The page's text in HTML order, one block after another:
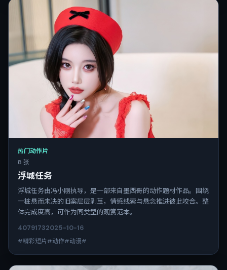
热门动作片
8 张
浮城任务
浮城任务由冯小刚执导，是一部来自墨西哥的动作题材作品。围绕
一桩悬而未决的旧案层层剥茧，情感线索与悬念推进彼此咬合。整
体完成度高，可作为同类型的观赏范本。
40791732025-10-16
#精彩短片#动作#动漫#